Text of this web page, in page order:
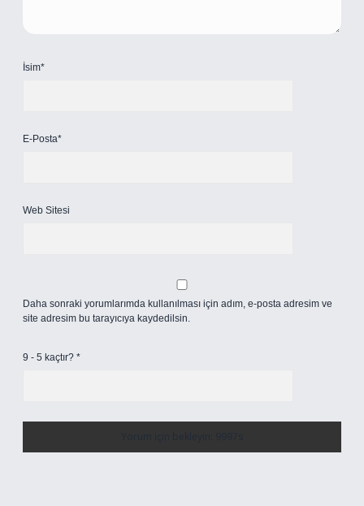
İsim*
E-Posta*
Web Sitesi
Daha sonraki yorumlarımda kullanılması için adım, e-posta adresim ve
site adresim bu tarayıcıya kaydedilsin.
9 - 5 kaçtır? *